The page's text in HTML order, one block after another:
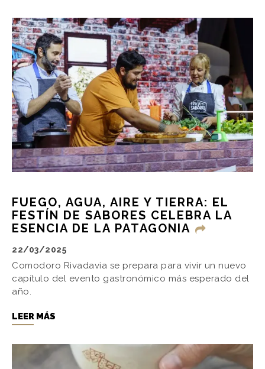
FUEGO, AGUA, AIRE Y TIERRA: EL
FESTÍN DE SABORES CELEBRA LA
ESENCIA DE LA PATAGONIA
22/03/2025
Comodoro Rivadavia se prepara para vivir un nuevo
capítulo del evento gastronómico más esperado del
año.
LEER MÁS